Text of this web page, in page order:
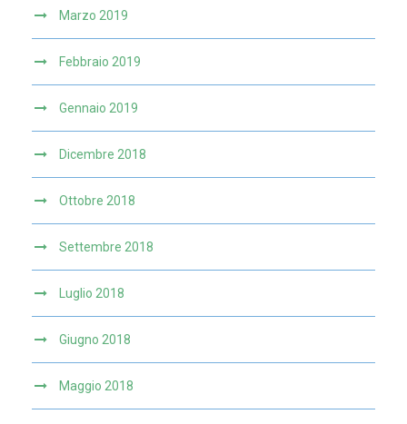
Marzo 2019
Febbraio 2019
Gennaio 2019
Dicembre 2018
Ottobre 2018
Settembre 2018
Luglio 2018
Giugno 2018
Maggio 2018